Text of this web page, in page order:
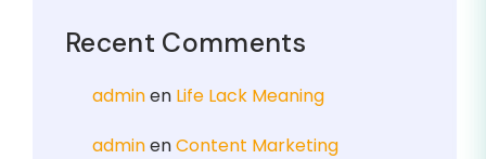
Recent Comments
adminen Life Lack Meaning
adminenContent Marketing